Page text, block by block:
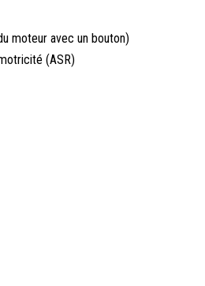
moteur avec un bouton)
(ASR)